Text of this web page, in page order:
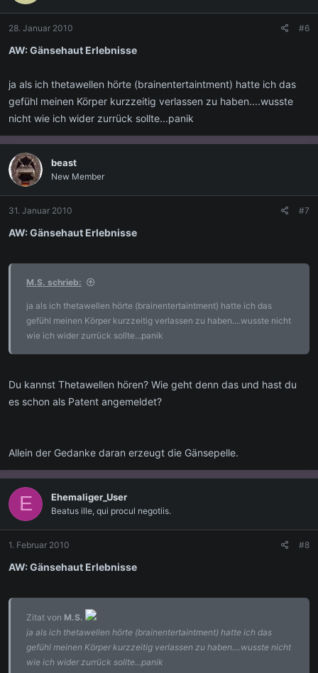
28. Januar 2010 #6
AW: Gänsehaut Erlebnisse
ja als ich thetawellen hörte (brainentertaintment) hatte ich das
gefühl meinen Körper kurzzeitig verlassen zu haben....wusste
nicht wie ich wider zurrück sollte...panik
beast
New Member
31. Januar 2010 #7
AW: Gänsehaut Erlebnisse
M.S. schrieb:
ja als ich thetawellen hörte (brainentertaintment) hatte ich das
gefühl meinen Körper kurzzeitig verlassen zu haben....wusste nicht
wie ich wider zurrück sollte...panik
Du kannst Thetawellen hören? Wie geht denn das und hast du
es schon als Patent angemeldet?
Allein der Gedanke daran erzeugt die Gänsepelle.
E Ehemaliger_User
Beatus ille, qui procul negotiis.
1. Februar 2010 #8
AW: Gänsehaut Erlebnisse
Zitat von M.S.
ja als ich thetawellen hörte (brainentertaintment) hatte ich das
gefühl meinen Körper kurzzeitig verlassen zu haben....wusste nicht
wie ich wider zurrück sollte...panik